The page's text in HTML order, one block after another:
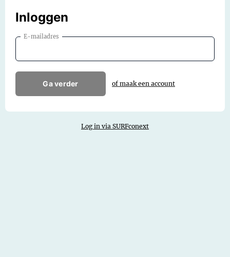
Inloggen
E-mailadres
Ga verder of maak een account
Log in via SURFconext